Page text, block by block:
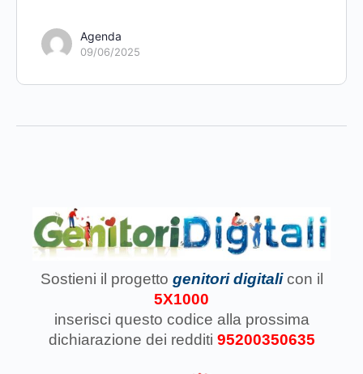
Agenda
09/06/2025
Sostieni il progetto genitori digitali con il
5X1000
inserisci questo codice alla prossima
dichiarazione dei redditi 95200350635